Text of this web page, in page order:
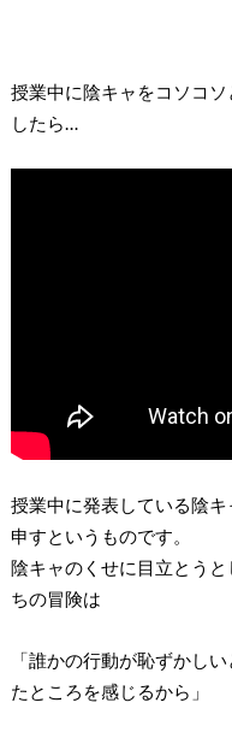
授業中に陰キャをコソコ
したら…
授業中に発表している陰
申すというものです。
陰キャのくせに目立とう
ちの冒険は
「誰かの行動が恥ずかし
たところを感じるから」